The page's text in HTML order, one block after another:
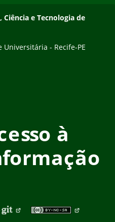
e Tecnologia de
Universitária - Recife-PE